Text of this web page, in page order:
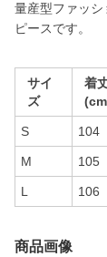
量産型ファッ
ピースです。
サイ
ズ
着
S 104
M 105
L 106
商品画像